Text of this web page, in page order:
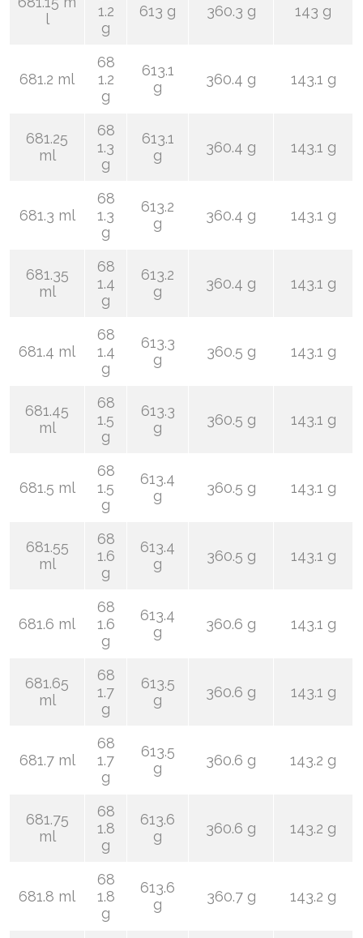
l
1.2
g
613 g 360.3 g 143 g
681.2 ml
68
1.2
g
613.1
g
360.4 g 143.1 g
681.25
ml
68
1.3
g
613.1
g
360.4 g 143.1 g
681.3 ml
68
1.3
g
613.2
g
360.4 g 143.1 g
681.35
ml
68
1.4
g
613.2
g
360.4 g 143.1 g
681.4 ml
68
1.4
g
613.3
g
360.5 g 143.1 g
681.45
ml
68
1.5
g
613.3
g
360.5 g 143.1 g
681.5 ml
68
1.5
g
613.4
g
360.5 g 143.1 g
681.55
ml
68
1.6
g
613.4
g
360.5 g 143.1 g
681.6 ml
68
1.6
g
613.4
g
360.6 g 143.1 g
681.65
ml
68
1.7
g
613.5
g
360.6 g 143.1 g
681.7 ml
68
1.7
g
613.5
g
360.6 g 143.2 g
681.75
ml
68
1.8
g
613.6
g
360.6 g 143.2 g
681.8 ml
68
1.8
g
613.6
g
360.7 g 143.2 g